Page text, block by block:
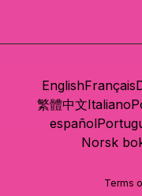
EnglishFrançais
繁體中文Italiano
español
Norsk
Terms